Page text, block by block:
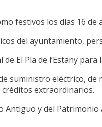
festivos los días 16 de
del ayuntamiento,
El Pla de l’Estany
suministro eléctrico,
créditos extraordinarios.
y del